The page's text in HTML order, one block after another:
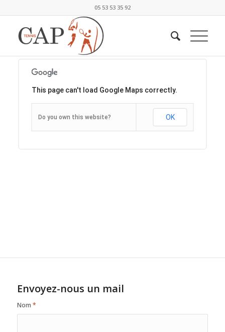
05 53 53 35 92
This page can't load Google Maps correctly.
Do you own this website? OK
Envoyez-nous un mail
Nom *